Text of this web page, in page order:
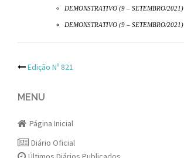
DEMONSTRATIVO (9 – SETEMBRO/2021)
DEMONSTRATIVO (9 – SETEMBRO/2021)
Post
navigation
Edição Nº 821
MENU
Página Inicial
Diário Oficial